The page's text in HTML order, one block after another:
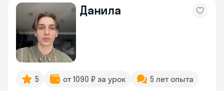
Данила
5 от 1090 ₽ за урок 5 лет опыта